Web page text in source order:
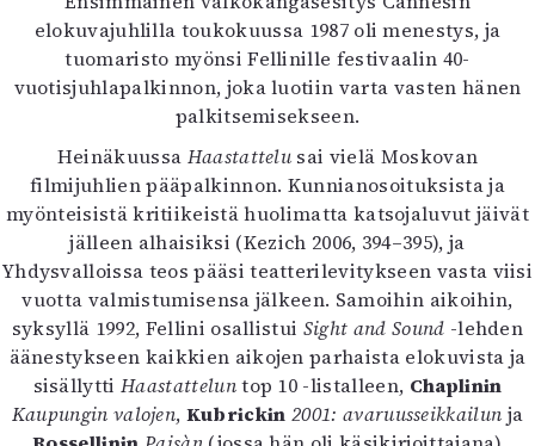
Kirjat
In English
Esitystaide
Arkisto
Lehdet
4/2026
2–3/2026
1/2026
6/2025
5/2025 saame
5/2025
Lehtiarkisto
Info
elokuvajuhlilla toukokuussa 1987 oli menestys, ja
tuomaristo myönsi Fellinille festivaalin 40-
vuotisjuhlapalkinnon, joka luotiin varta vasten hänen
palkitsemisekseen.
Heinäkuussa Haastattelu sai vielä Moskovan
filmijuhlien pääpalkinnon. Kunnianosoituksista ja
myönteisistä kritiikeistä huolimatta katsojaluvut jäivät
jälleen alhaisiksi (Kezich 2006, 394–395), ja
Yhdysvalloissa teos pääsi teatterilevitykseen vasta viisi
vuotta valmistumisensa jälkeen. Samoihin aikoihin,
syksyllä 1992, Fellini osallistui Sight and Sound -lehden
äänestykseen kaikkien aikojen parhaista elokuvista ja
sisällyttiHaastatteluntop 10 -listalleen, Chaplinin
Kaupungin valojen, Kubrickin 2001: avaruusseikkailun ja